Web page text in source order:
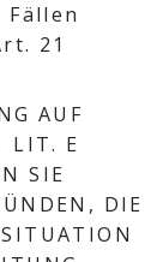
21
AUF
LIT. E
SIE
DIE